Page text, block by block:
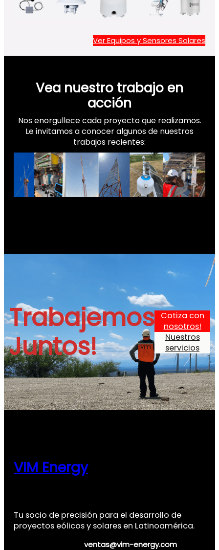
Ver Equipos y Sensores Solares
Vea nuestro trabajo en
acción
Nos enorgullece cada proyecto que realizamos.
Le invitamos a conocer algunos de nuestros
trabajos recientes:
Trabajemos
Juntos!
Cotiza con
nosotros!
Nuestros
servicios
VIM Energy
Tu socio de precisión para el desarrollo de
proyectos eólicos y solares en Latinoamérica.
ventas@vim-energy.com